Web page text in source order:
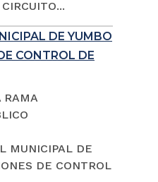
DE YUMBO
CONTROL DE
RAMA
MUNICIPAL DE
DE CONTROL